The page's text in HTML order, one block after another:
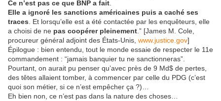
Ce n’est pas ce que BNP a fait
Elle a ignoré les sanctions américaines puis a caché ses
traces . Et lorsqu’elle est a été contactée par les enquêteurs, elle
a choisi de ne pas coopérer pleinement .” [James M. Cole,
procureur général adjoint des États-Unis, www.justice.gov]
Épilogue : bien entendu, tout le monde essaie de respecter le 11e
commandement : “jamais banquier tu ne sanctionneras”.
Pourtant, on aurait pu penser qu’avec près de 9 Md$ de pertes,
des têtes allaient tomber, à commencer par celle du PDG (c’est
quoi son métier, si ce n’est empêcher ça ?)…
Eh bien non, ce n’est pas dans la nature des choses…